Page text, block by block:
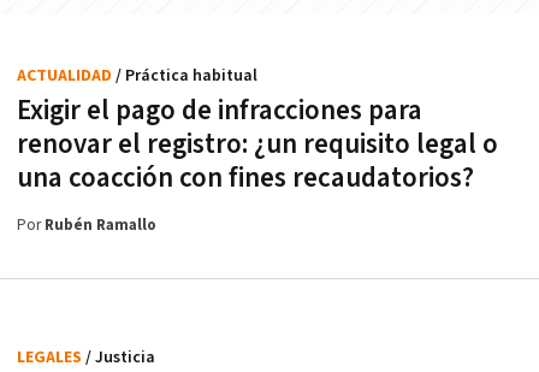
Exigir el pago de infracciones para
renovar el registro: ¿un requisito legal o
una coacción con fines recaudatorios?
ACTUALIDAD / Práctica habitual
PorRubén Ramallo
LEGALES / Justicia